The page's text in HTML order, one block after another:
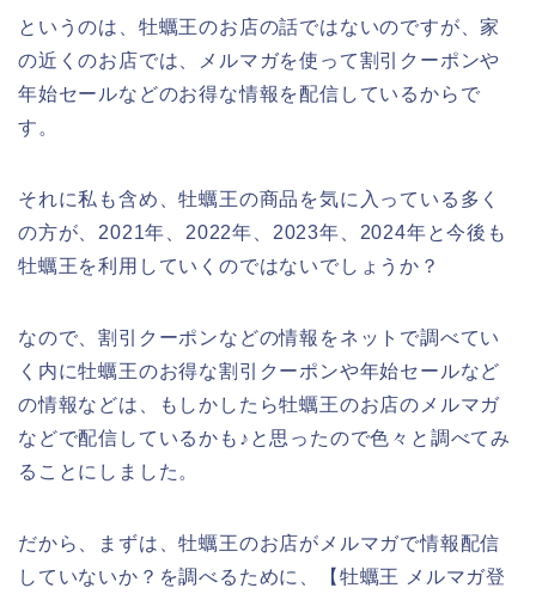
というのは、牡蠣王のお店の話ではないのですが、家
の近くのお店では、メルマガを使って割引クーポンや
年始セールなどのお得な情報を配信しているからで
す。
それに私も含め、牡蠣王の商品を気に入っている多く
の方が、2021年、2022年、2023年、2024年と今後も
牡蠣王を利用していくのではないでしょうか？
なので、割引クーポンなどの情報をネットで調べてい
く内に牡蠣王のお得な割引クーポンや年始セールなど
の情報などは、もしかしたら牡蠣王のお店のメルマガ
などで配信しているかも♪と思ったので色々と調べてみ
ることにしました。
だから、まずは、牡蠣王のお店がメルマガで情報配信
していないか？を調べるために、【牡蠣王 メルマガ登